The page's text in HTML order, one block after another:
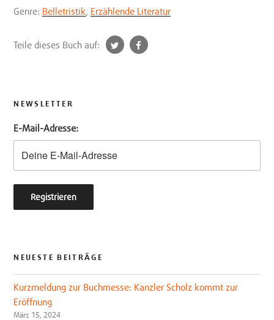
Genre: Belletristik Erzählende Literatur
Teile dieses Buch auf:
t
NEWSLETTER
E-Mail-Adresse:
NEUESTE BEITRÄGE
Kurzmeldung zur Buchmesse: Kanzler Scholz kommt zur
Eröffnung
März 15, 2024